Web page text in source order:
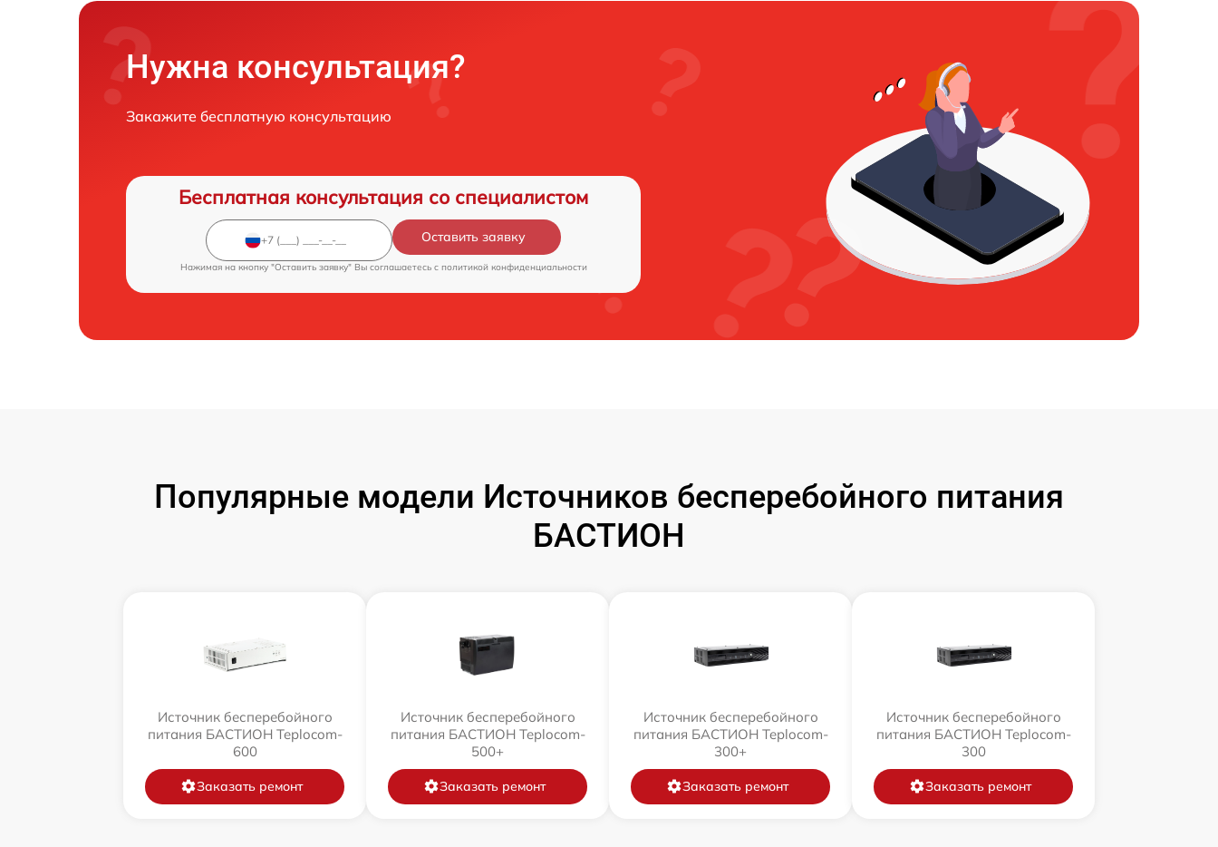
Нужна консультация?
Закажите бесплатную консультацию
Бесплатная консультация со специалистом
Оставить заявку
Нажимая на кнопку "Оставить заявку" Вы соглашаетесь c политикой конфиденциальности
Популярные модели Источников бесперебойного питания
БАСТИОН
Источник бесперебойного
питания БАСТИОН Teplocom-
600
Заказать ремонт
Источник бесперебойного
питания БАСТИОН Teplocom-
500+
Заказать ремонт
Источник бесперебойного
питания БАСТИОН Teplocom-
300+
Заказать ремонт
Источник бесперебойного
питания БАСТИОН Teplocom-
300
Заказать ремонт